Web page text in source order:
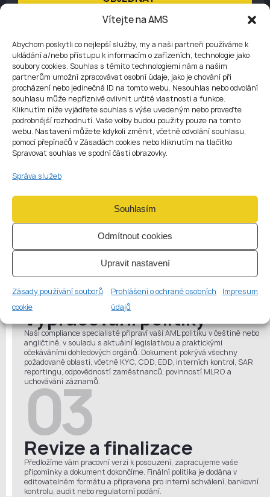
Vítejte na AMS
Abychom poskytli co nejlepší služby, my a naši partneři používáme k
ukládání a/nebo přístupu k informacím o zařízeních, technologie jako
soubory cookies. Souhlas s těmito technologiemi nám a našim
partnerům umožní zpracovávat osobní údaje, jako je chování při
procházení nebo jedinečná ID na tomto webu. Nesouhlas nebo odvolání
souhlasu může nepříznivě ovlivnit určité vlastnosti a funkce.
Kliknutím níže vyjádřete souhlas s výše uvedeným nebo proveďte
podrobnější rozhodnutí. Vaše volby budou použity pouze na tomto
webu. Nastavení můžete kdykoli změnit, včetně odvolání souhlasu,
pomocí přepínačů v Zásadách cookies nebo kliknutím na tlačítko
Spravovat souhlas ve spodní části obrazovky.
Správa služeb
Souhlasím
Odmítnout cookies
Upravit nastavení
Zásady používání souborů
cookie
Prohlášení o ochraně osobních
údajů
Impresum
JAKPROCES PROBÍHÁ
01
Úvodní konzultace a
posouzení rizik
Začínáme úvodní konzultací, během níž porozumíme vašemu
obchodnímu modelu, profilu zákazníků, provozním jurisdikcím a
aktuální compliance situaci. Vyplníte strukturovaný vstupní
dotazník a my určíme použitelný regulatorní rámec, hlavní AML rizika
a požadavky na dokumentaci.
02
Vypracování politiky
Naši compliance specialisté připraví vaši AML politiku v češtině nebo
angličtině, v souladu s aktuální legislativou a praktickými
očekáváními dohledových orgánů. Dokument pokrývá všechny
požadované oblasti, včetně KYC, CDD, EDD, interních kontrol, SAR
reportingu, odpovědností zaměstnanců, povinností MLRO a
uchovávání záznamů.
03
Revize a finalizace
Předložíme vám pracovní verzi k posouzení, zapracujeme vaše
připomínky a dokument dokončíme. Finální politika je dodána v
editovatelném formátu a připravena pro interní schválení, bankovní
kontrolu, audit nebo regulatorní podání.